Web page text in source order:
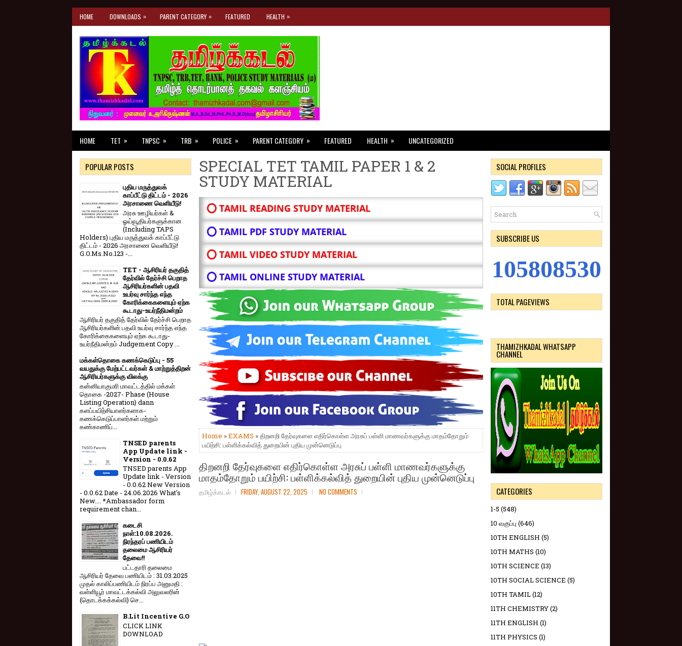
HOME DOWNLOADS » PARENT CATEGORY » FEATURED HEALTH »
HOME TET » TNPSC » TRB » POLICE » PARENT CATEGORY » FEATURED HEALTH » UNCATEGORIZED
SPECIAL TET TAMIL PAPER 1 & 2
STUDY MATERIAL
⭕ TAMIL READING STUDY MATERIAL
⭕ TAMIL PDF STUDY MATERIAL
⭕ TAMIL VIDEO STUDY MATERIAL
⭕ TAMIL ONLINE STUDY MATERIAL
Home »EXAMS » திறனறி தேர்வுகளை எதிர்கொள்ள அரசுப் பள்ளி மாணவர்களுக்கு மாதம்தோறும்
பயிற்சி: பள்ளிக்கல்வித் துறையின் புதிய முன்னெடுப்பு
திறனறி தேர்வுகளை எதிர்கொள்ள அரசுப் பள்ளி மாணவர்களுக்கு
மாதம்தோறும் பயிற்சி: பள்ளிக்கல்வித் துறையின் புதிய முன்னெடுப்பு
தமிழ்க்கடல் FRIDAY, AUGUST 22, 2025 NO COMMENTS
POPULAR POSTS
புதிய மருத்துவக்
காப்பீட்டு திட்டம் - 2026
அரசாணை வெளியீடு!
அரசு ஊழியர்கள் &
ஓய்வூதியர்களுக்கான
(Including TAPS
Holders) புதிய மருத்துவக் காப்பீட்டு
திட்டம் - 2026 அரசாணை வெளியீடு!
G.O.Ms.No.123 -...
TET - ஆசிரியர் தகுதித்
தேர்வில் தேர்ச்சி பெறாத
ஆசிரியர்களின் பதவி
உயர்வு சார்ந்த எந்த
கோரிக்கைகளையும் ஏற்க
கூடாது-உயர்நீதிமன்றம்
ஆசிரியர் தகுதித் தேர்வில் தேர்ச்சி பெறாத
ஆசிரியர்களின் பதவி உயர்வு சார்ந்த எந்த
கோரிக்கைகளையும் ஏற்க கூடாது-
உயர்நீதிமன்றம் Judgement Copy ...
மக்கள்தொகை கணக்கெடுப்பு - 55
வயதுக்கு மேற்பட்டவர்கள் & மாற்றுத்திறன்
ஆசிரியர்களுக்கு விலக்கு
கன்னியாகுமரி மாவட்டத்தில் மக்கள்
தொகை -2027- Phase (House
Listing Operation) dann
களப்பயிற்சியாளர்களாக-
கணக்கெடுப்பாளர்கள் மற்றும்
கண்காணிப்...
TNSED parents
App Update link -
Version - 0.0.62
TNSED parents App
Update link - Version
- 0.0.62 New Version
- 0.0.62 Date - 24.06.2026 What's
New.... *Ambassador form
requirement chan...
கடைசி
நாள்:10.08.2026.
நிரந்தரப் பணியிடம்
தலைமை ஆசிரியர்
தேவை!!
பட்டதாரி தலைமை
ஆசிரியர் தேவை பணியிடம் : 31.03.2025
முதல் காலிப்பணியிடம் நிரப்ப அனுமதி :
வள்ளியூர் மாவட்டக்கல்வி அலுவலரின்
(தொடக்கக்கல்வி) செ...
B.Lit Incentive G.O
CLICK LINK
DOWNLOAD
SOCIAL PROFILES
SUBSCRIBE US
105808530
TOTAL PAGEVIEWS
THAMIZHKADAL WHATSAPP
CHANNEL
CATEGORIES
1-5 (548)
10 வகுப்பு (646)
10TH ENGLISH (5)
10TH MATHS (10)
10TH SCIENCE (13)
10TH SOCIAL SCIENCE (5)
10TH TAMIL(12)
11TH CHEMISTRY(2)
11TH ENGLISH (1)
11TH PHYSICS (1)